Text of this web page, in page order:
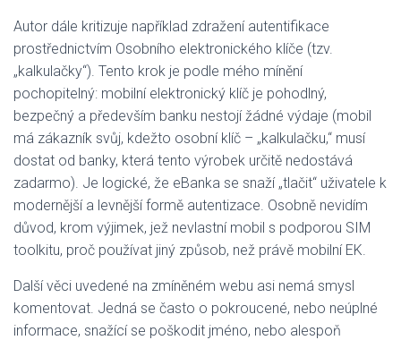
Autor dále kritizuje například zdražení autentifikace
prostřednictvím Osobního elektronického klíče (tzv.
„kalkulačky“). Tento krok je podle mého mínění
pochopitelný: mobilní elektronický klíč je pohodlný,
bezpečný a především banku nestojí žádné výdaje (mobil
má zákazník svůj, kdežto osobní klíč – „kalkulačku,“ musí
dostat od banky, která tento výrobek určitě nedostává
zadarmo). Je logické, že eBanka se snaží „tlačit“ uživatele k
modernější a levnější formě autentizace. Osobně nevidím
důvod, krom výjimek, jež nevlastní mobil s podporou SIM
toolkitu, proč používat jiný způsob, než právě mobilní EK.
Další věci uvedené na zmíněném webu asi nemá smysl
komentovat. Jedná se často o pokroucené, nebo neúplné
informace, snažící se poškodit jméno, nebo alespoň